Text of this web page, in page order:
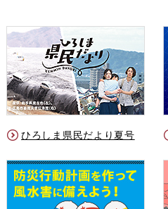
ひろしま県民だより夏号